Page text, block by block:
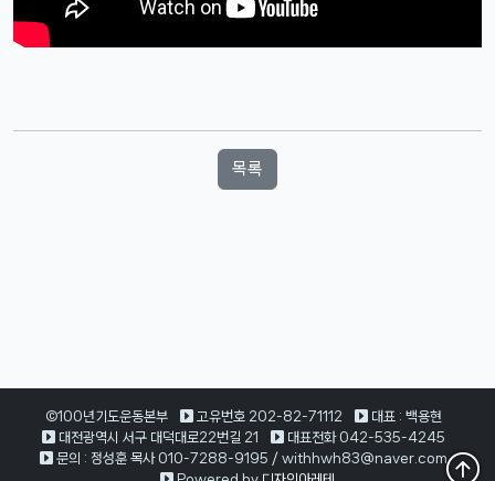
목록
©100년기도운동본부 고유번호 202-82-71112
대표 : 백용현
대전광역시 서구 대덕대로22번길 21
대표전화 042-535-4245
문의 : 정성훈 목사 010-7288-9195 / withhwh83@naver.com